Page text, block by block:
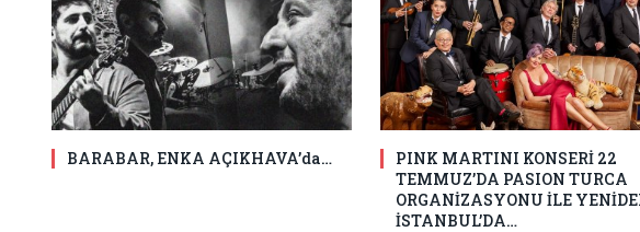
BARABAR, ENKA AÇIKHAVA’da…
PINK MARTINI KONSERİ 22
TEMMUZ’DA PASION TURCA
ORGANİZASYONU İLE
İSTANBUL’DA…